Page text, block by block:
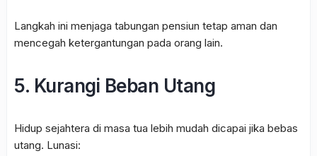
Langkah ini menjaga tabungan pensiun tetap aman dan
mencegah ketergantungan pada orang lain.
5. Kurangi Beban Utang
Hidup sejahtera di masa tua lebih mudah dicapai jika bebas
utang. Lunasi: